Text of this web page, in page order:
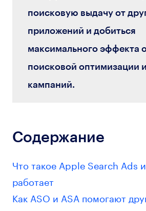
поисковую выдачу от
приложений и добиться
максимального эффекта
поисковой оптимизации
кампаний.
Содержание
Что такое Apple Search Ads
работает
Как ASO и ASA помогают